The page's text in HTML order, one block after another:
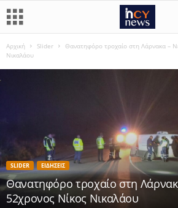
Αρχική Slider
Θανατηφόρο τροχαίο στη Λάρνακα –
Νικαλάου
SLIDER ΕΙΔΗΣΕΙΣ
Θανατηφόρο τροχαίο στη
52χρονος Νίκος Νικαλάου